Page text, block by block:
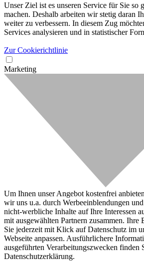
Unser Ziel ist es unseren Service für Sie so
machen. Deshalb arbeiten wir stetig daran
weiter zu verbessern. In diesem Zug
Services analysieren und in statistischer
Zur Cookierichtlinie
Marketing
Um Ihnen unser Angebot kostenfrei
wir uns u.a. durch Werbeeinblendungen
nicht-werbliche Inhalte auf Ihre Interessen
mit ausgewählten Partnern zusammen. Ihre
Sie jederzeit mit Klick auf Datenschutz im
Webseite anpassen. Ausführlichere
ausgeführten Verarbeitungszwecken finden
Datenschutzerklärung.